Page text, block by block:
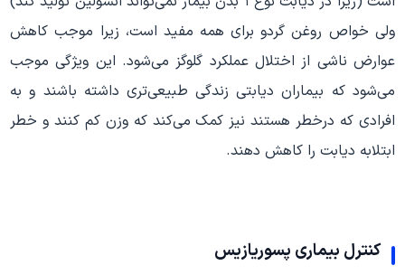
ولی خواص روغن گردو برای همه مفید است، زیرا موجب کاهش
عوارض ناشی از اختلال عملکرد گلوگز می‌شود. این ویژگی موجب
می‌شود که بیماران دیابتی زندگی طبیعی‌تری داشته باشند و به
افرادی که درخطر هستند نیز کمک می‌کند که وزن کم کنند و خطر
ابتلابه دیابت را کاهش دهند.
کنترل بیماری پسوریازیس